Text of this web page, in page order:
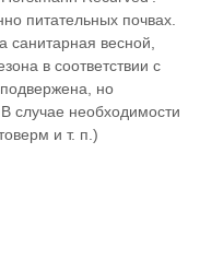
питательных почвах.
санитарная весной,
в соответствии с
но
случае необходимости
и т. п.)